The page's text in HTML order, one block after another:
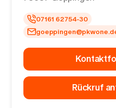
07161 62754-30
Rückruf